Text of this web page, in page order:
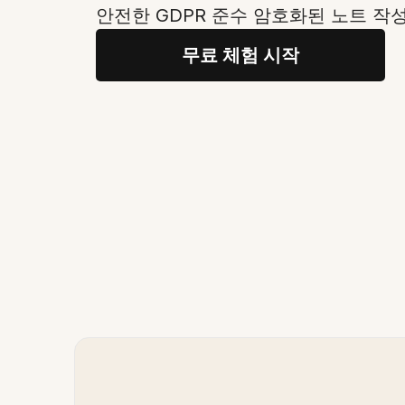
안전한 GDPR 준수 암호화된 노트 작
무료 체험 시작